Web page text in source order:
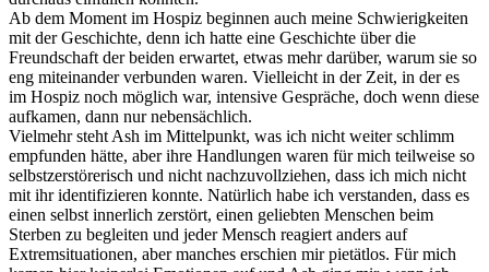
Ab dem Moment im Hospiz beginnen auch meine Schwierigkeiten
mit der Geschichte, denn ich hatte eine Geschichte über die
Freundschaft der beiden erwartet, etwas mehr darüber, warum sie so
eng miteinander verbunden waren. Vielleicht in der Zeit, in der es
im Hospiz noch möglich war, intensive Gespräche, doch wenn diese
aufkamen, dann nur nebensächlich.
Vielmehr steht Ash im Mittelpunkt, was ich nicht weiter schlimm
empfunden hätte, aber ihre Handlungen waren für mich teilweise so
selbstzerstörerisch und nicht nachzuvollziehen, dass ich mich nicht
mit ihr identifizieren konnte. Natürlich habe ich verstanden, dass es
einen selbst innerlich zerstört, einen geliebten Menschen beim
Sterben zu begleiten und jeder Mensch reagiert anders auf
Extremsituationen, aber manches erschien mir pietätlos. Für mich